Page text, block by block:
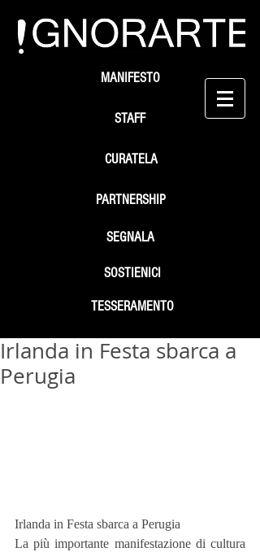
STAFF
SEGNALA
SOSTIENICI
MANIFESTO
PARTNERSHIP
TESSERAMENTO
CURATELA
Irlanda in Festa sbarca a
Perugia
Irlanda in Festa sbarca a Perugia
La più importante manifestazione di cultura